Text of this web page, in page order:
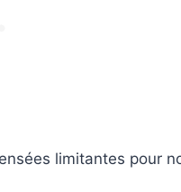
limitantes pour